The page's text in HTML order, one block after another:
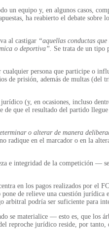
un equipo y, en algunos casos,
ha reabierto el debate
al castigar “aquellas conductas
o deportiva”. Se trata de un tipo
persona que participe o
de prisión, además de multas
(y, en ocasiones, incluso
que el resultado del partido
o alterar de manera
radique en el marcador o en la
integridad de la competición —
en los pagos realizados por el
de relieve una cuestión jurídica
arbitral podría ser suficiente para
se materialice — esto es, que los
jurídico reside, por